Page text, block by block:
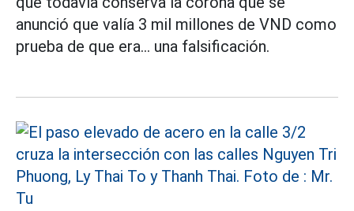
anunció que valía 3 mil millones de VND como
prueba de que era... una falsificación.